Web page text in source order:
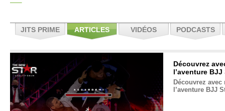
JITS PRIME ARTICLES VIDÉOS PODCASTS
Découvrez
l’aventure BJJ
Découvrez
l’aventure BJJ